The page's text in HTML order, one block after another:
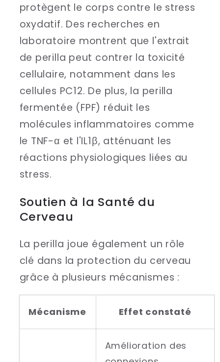
protègent le corps contre le stress
oxydatif. Des recherches en
laboratoire montrent que l'extrait
de perilla peut contrer la toxicité
cellulaire, notamment dans les
cellules PC12. De plus, la perilla
fermentée (FPF) réduit les
molécules inflammatoires comme
le TNF-α et l'IL1β, atténuant les
réactions physiologiques liées au
stress.
Soutien à la Santé du
Cerveau
La perilla joue également un rôle
clé dans la protection du cerveau
grâce à plusieurs mécanismes :
Mécanisme Effet constaté
Amélioration des